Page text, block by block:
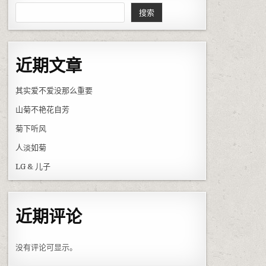
搜索
近期文章
其实爱不爱没那么重要
山菊不艳花自芳
菊下听风
人淡如菊
LG & 儿子
近期评论
没有评论可显示。